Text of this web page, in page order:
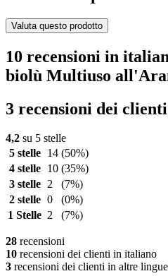
Valuta questo prodotto
10 recensioni in
biolù Multiuso
3 recensioni dei
4,2 su 5 stelle
5 stelle
14 (50%)
4 stelle
10 (35%)
3 stelle 2
(7%)
2 stelle 0
(0%)
1 Stelle 2 (7%)
28 recensioni
10 recensioni dei clienti in italiano
3 recensioni dei clienti in altre lingue